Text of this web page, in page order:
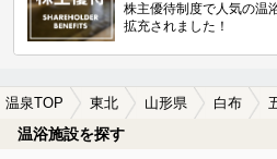
株主優待制度で人気の温
拡充されました！
温泉TOP 東北 山形県 白布
温浴施設を探す